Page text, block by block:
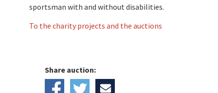
sportsman with and without disabilities.
To the charity projects and the auctions
Share auction: